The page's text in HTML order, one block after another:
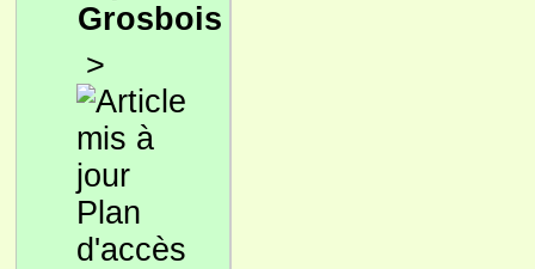
Grosbois
>
Plan
d'accès